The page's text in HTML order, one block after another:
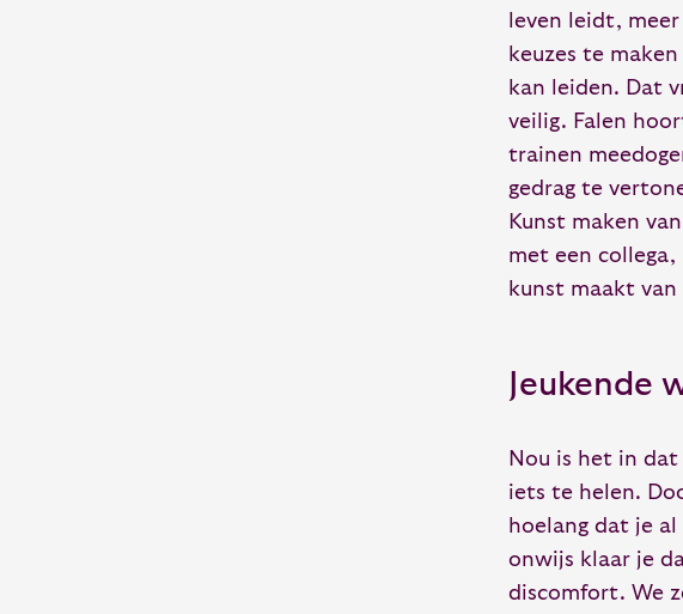
leven leidt,
keuzes te
kan leiden. Dat
veilig. Falen
trainen
gedrag te
Kunst maken
met een
kunst maakt van
Jeukende
Nou is het in
iets te helen.
hoelang dat je
onwijs klaar je
discomfort. We